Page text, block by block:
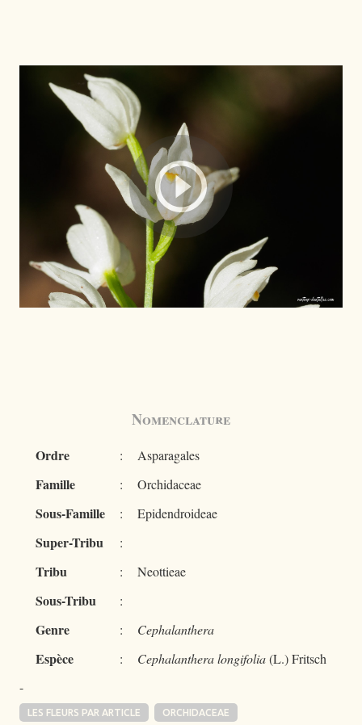
Nomenclature
Ordre : Asparagales
Famille : Orchidaceae
Sous-Famille : Epidendroideae
Super-Tribu :
Tribu : Neottieae
Sous-Tribu :
Genre : Cephalanthera
Espèce : Cephalanthera longifolia(L.) Fritsch
-
LES FLEURS PAR ARTICLE ORCHIDACEAE